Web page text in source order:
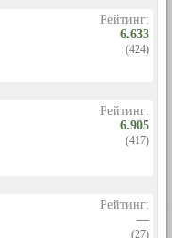
Рейтинг:
6.633
(424)
Рейтинг:
6.905
(417)
Рейтинг:
—
(27)